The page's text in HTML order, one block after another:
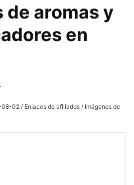
de aromas y
en
02 / Enlaces de afiliados / Imágenes de